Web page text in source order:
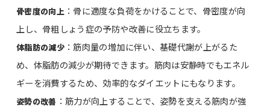
骨密度の向上 ：骨に適度な負荷をかけることで、骨密度が向
上し、骨粗しょう症の予防や改善に役立ちます。
体脂肪の減少 ：筋肉量の増加に伴い、基礎代謝が上がるた
め、体脂肪の減少が期待できます。筋肉は安静時でもエネル
ギーを消費するため、効率的なダイエットにもなります。
姿勢の改善 ：筋力が向上することで、姿勢を支える筋肉が強